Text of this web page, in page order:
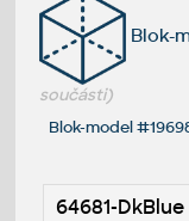
Blok-
součásti)
Blok-model
64681-DkBlue